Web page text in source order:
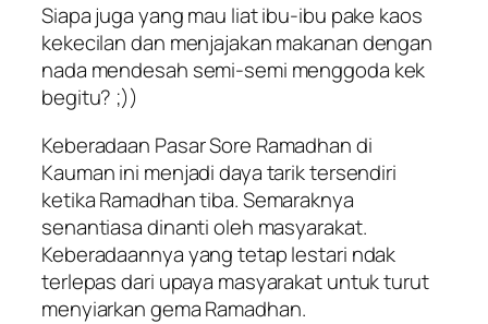
Siapa juga yang mau liat ibu-ibu pake kaos
kekecilan dan menjajakan makanan dengan
nada mendesah semi-semi menggoda kek
begitu? ;))
Keberadaan Pasar Sore Ramadhan di
Kauman ini menjadi daya tarik tersendiri
ketika Ramadhan tiba. Semaraknya
senantiasa dinanti oleh masyarakat.
Keberadaannya yang tetap lestari ndak
terlepas dari upaya masyarakat untuk turut
menyiarkan gema Ramadhan.